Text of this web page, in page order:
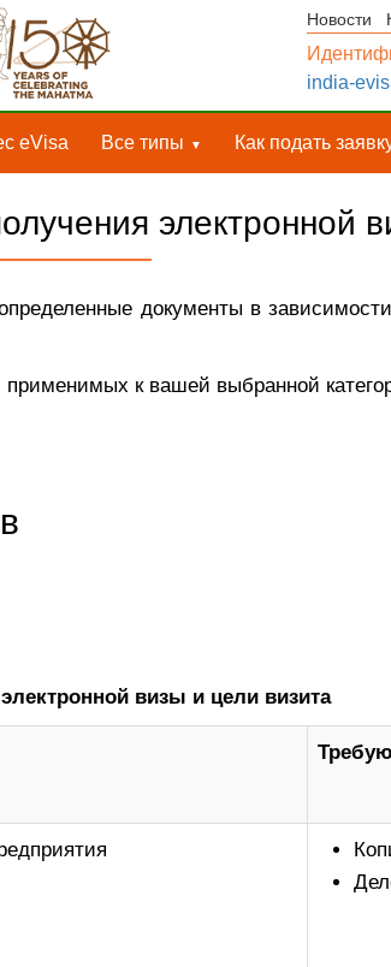
Новости
india-
eVisa Все типы Как подать
электронной
документы в
к вашей выбранной
визы и цели визита